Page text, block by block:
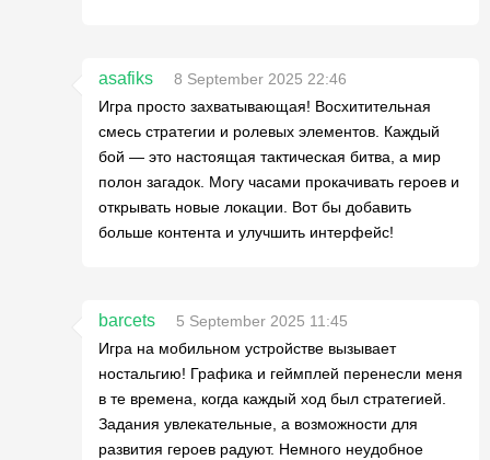
asafiks
8 September 2025 22:46
Игра просто захватывающая! Восхитительная
смесь стратегии и ролевых элементов. Каждый
бой — это настоящая тактическая битва, а мир
полон загадок. Могу часами прокачивать героев и
открывать новые локации. Вот бы добавить
больше контента и улучшить интерфейс!
barcets
5 September 2025 11:45
Игра на мобильном устройстве вызывает
ностальгию! Графика и геймплей перенесли меня
в те времена, когда каждый ход был стратегией.
Задания увлекательные, а возможности для
развития героев радуют. Немного неудобное